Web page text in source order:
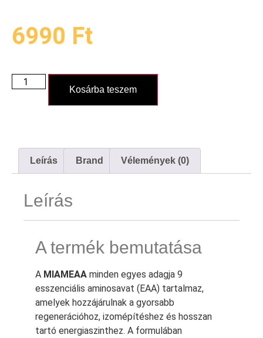
6990 Ft
Kosárba teszem
Leírás Brand Vélemények (0)
Leírás
A termék bemutatása
A MIAMEAA minden egyes adagja 9
esszenciális aminosavat (EAA) tartalmaz,
amelyek hozzájárulnak a gyorsabb
regenerációhoz, izomépítéshez és hosszan
tartó energiaszinthez. A formulában